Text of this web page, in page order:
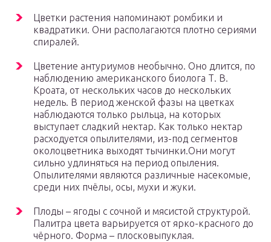
Цветки растения напоминают ромбики и
квадратики. Они располагаются плотно сериями
спиралей.
Цветение антуриумов необычно. Оно длится, по
наблюдению американского биолога Т. В.
Кроата, от нескольких часов до нескольких
недель. В период женской фазы на цветках
наблюдаются только рыльца, на которых
выступает сладкий нектар. Как только нектар
расходуется опылителями, из-под сегментов
околоцветника выходят тычинки.Они могут
сильно удлиняться на период опыления.
Опылителями являются различные насекомые,
среди них пчёлы, осы, мухи и жуки.
Плоды – ягоды с сочной и мясистой структурой.
Палитра цвета варьируется от ярко-красного до
чёрного. Форма – плосковыпуклая.